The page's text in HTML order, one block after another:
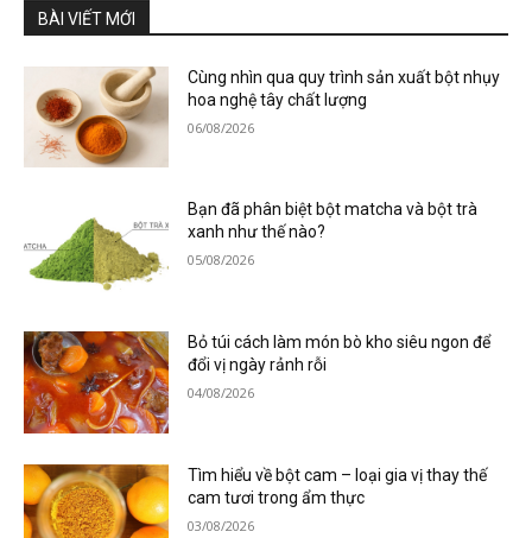
BÀI VIẾT MỚI
Cùng nhìn qua quy trình sản xuất bột nhụy
hoa nghệ tây chất lượng
06/08/2026
Bạn đã phân biệt bột matcha và bột trà
xanh như thế nào?
05/08/2026
Bỏ túi cách làm món bò kho siêu ngon để
đổi vị ngày rảnh rỗi
04/08/2026
Tìm hiểu về bột cam – loại gia vị thay thế
cam tươi trong ẩm thực
03/08/2026